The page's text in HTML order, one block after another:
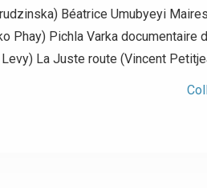
Béatrice Umubyeyi
Phay) Pichla Varka documentaire
La Juste route (Vincent